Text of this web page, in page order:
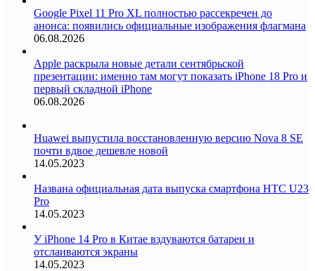
Google Pixel 11 Pro XL полностью рассекречен до
анонса: появились официальные изображения флагмана
06.08.2026
Apple раскрыла новые детали сентябрьской
презентации: именно там могут показать iPhone 18 Pro и
первый складной iPhone
06.08.2026
Huawei выпустила восстановленную версию Nova 8 SE
почти вдвое дешевле новой
14.05.2023
Названа официальная дата выпуска смартфона HTC U23
Pro
14.05.2023
У iPhone 14 Pro в Китае вздуваются батареи и
отслаиваются экраны
14.05.2023